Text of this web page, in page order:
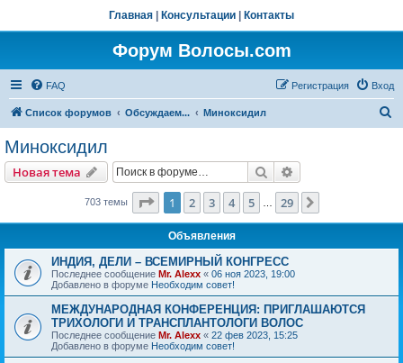
Главная Консультации Контакты
Форум Волосы.com
FAQ Вход
Регистрация
Список форумов Обсуждаем... Миноксидил
Миноксидил
Новая тема Поиск
703 темы Страница из 29
1 2 3 4 5 29
Объявления
ИНДИЯ, ДЕЛИ – ВСЕМИРНЫЙ КОНГРЕСС
Последнее сообщение Mr. Alexx « 06 ноя 2023, 19:00
Добавлено в форуме Необходим совет!
МЕЖДУНАРОДНАЯ КОНФЕРЕНЦИЯ: ПРИГЛАШАЮТСЯ
ТРИХОЛОГИ И ТРАНСПЛАНТОЛОГИ ВОЛОС
Последнее сообщение Mr. Alexx « 22 фев 2023, 15:25
Добавлено в форуме Необходим совет!